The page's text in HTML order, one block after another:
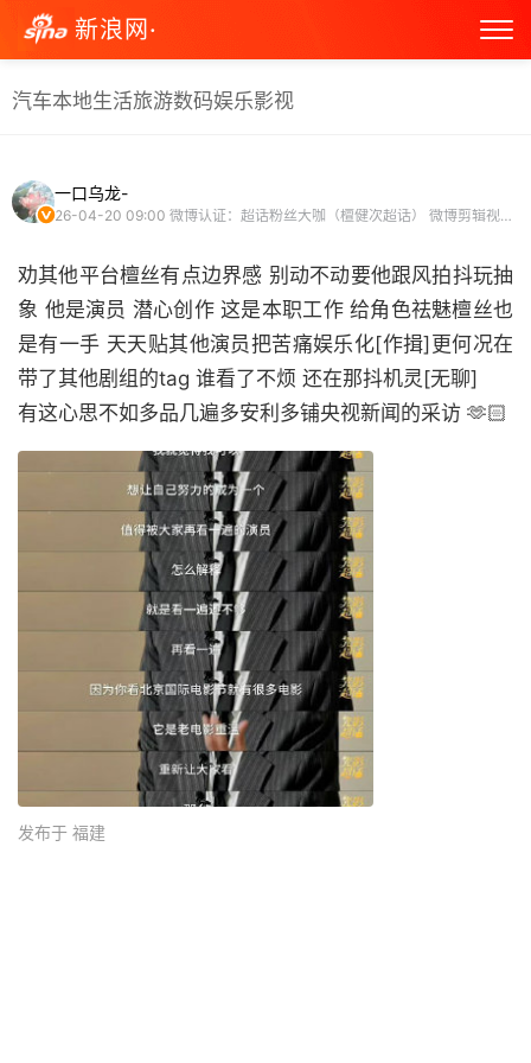
新浪网·
汽车本地生活旅游数码娱乐影视
一口乌龙-
26-04-20 09:00 微博认证：超话粉丝大咖（檀健次超话） 微博剪辑视频博主
劝其他平台檀丝有点边界感 别动不动要他跟风拍抖玩抽
象 他是演员 潜心创作 这是本职工作 给角色祛魅檀丝也
是有一手 天天贴其他演员把苦痛娱乐化[作揖]更何况在
带了其他剧组的tag 谁看了不烦 还在那抖机灵[无聊]
有这心思不如多品几遍多安利多铺央视新闻的采访 🫶🏻 ​
发布于 福建